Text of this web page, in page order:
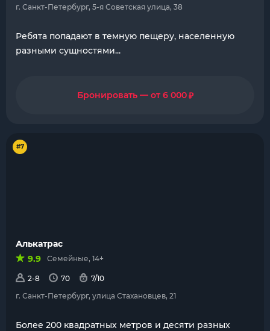
г. Санкт-Петербург, 5-я Советская улица, 38
Ребята попадают в темную пещеру, населенную
разными сущностями...
Бронировать — от 6 000₽
#7
Алькатрас
9.9
Семейные, 14+
2-8 70
7/10
г. Санкт-Петербург, улица Стахановцев, 21
Более 200 квадратных метров и десяти разных